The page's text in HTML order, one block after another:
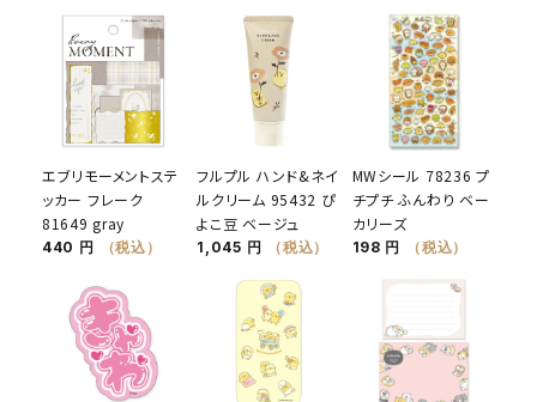
エブリモーメントステ
ッカー フレーク
81649 gray
440 円 （税込）
フルプル ハンド&ネイ
ルクリーム 95432 ぴ
よこ豆 ベージュ
1,045 円 （税込）
MWシール 78236 プ
チプチ ふんわり ベー
カリーズ
198 円 （税込）